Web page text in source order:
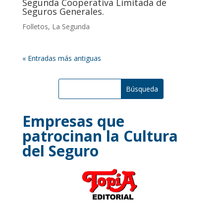
Segunda Cooperativa Limitada de
Seguros Generales.
Folletos, La Segunda
« Entradas más antiguas
Empresas que
patrocinan la Cultura
del Seguro